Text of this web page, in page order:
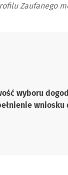
Zaufanego
wyboru
wniosku